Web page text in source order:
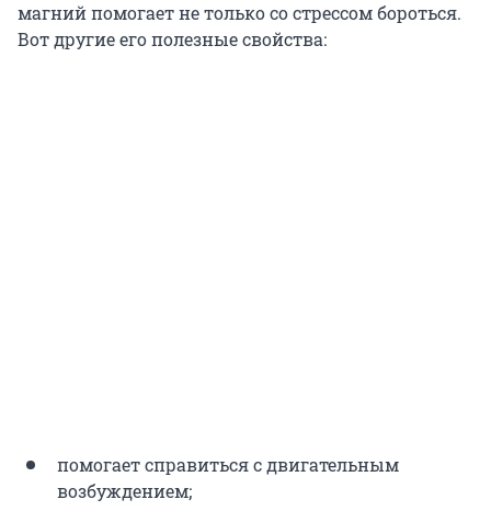
магний помогает не только со стрессом бороться.
Вот другие его полезные свойства:
помогает справиться с двигательным
возбуждением;